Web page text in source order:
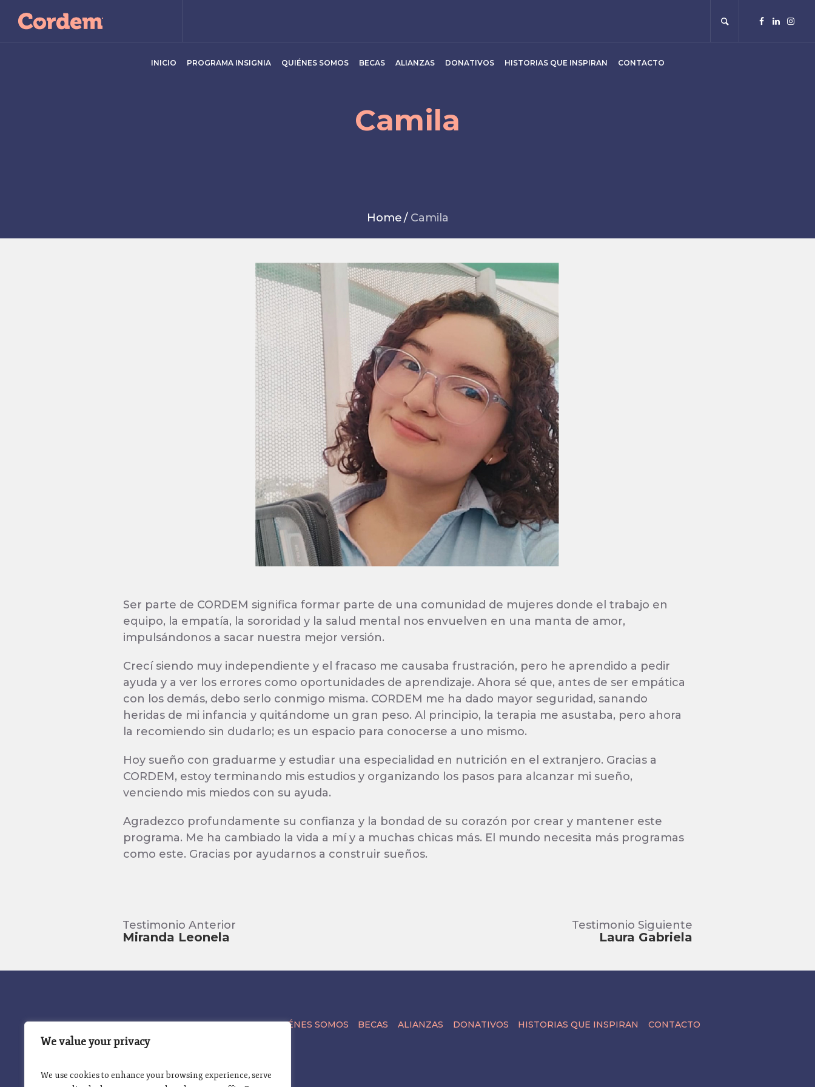
We value your privacy
We use cookies to enhance your browsing experience, serve
INICIO PROGRAMA INSIGNIA QUIÉNES SOMOS BECAS ALIANZAS DONATIVOS HISTORIAS QUE INSPIRAN CONTACTO
Camila
Home/ Camila
Ser parte de CORDEM significa formar parte de una comunidad de mujeres donde el trabajo en
equipo, la empatía, la sororidad y la salud mental nos envuelven en una manta de amor,
impulsándonos a sacar nuestra mejor versión.
Crecí siendo muy independiente y el fracaso me causaba frustración, pero he aprendido a pedir
ayuda y a ver los errores como oportunidades de aprendizaje. Ahora sé que, antes de ser empática
con los demás, debo serlo conmigo misma. CORDEM me ha dado mayor seguridad, sanando
heridas de mi infancia y quitándome un gran peso. Al principio, la terapia me asustaba, pero ahora
la recomiendo sin dudarlo; es un espacio para conocerse a uno mismo.
Hoy sueño con graduarme y estudiar una especialidad en nutrición en el extranjero. Gracias a
CORDEM, estoy terminando mis estudios y organizando los pasos para alcanzar mi sueño,
venciendo mis miedos con su ayuda.
Agradezco profundamente su confianza y la bondad de su corazón por crear y mantener este
programa. Me ha cambiado la vida a mí y a muchas chicas más. El mundo necesita más programas
como este. Gracias por ayudarnos a construir sueños.
Miranda Leonela
Testimonio Anterior
Laura Gabriela
Testimonio Siguiente
INICIO PROGRAMA INSIGNIA QUIÉNES SOMOS BECAS ALIANZAS DONATIVOS HISTORIAS QUE INSPIRAN CONTACTO